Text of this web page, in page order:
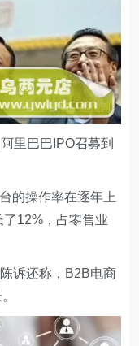
里巴巴IPO召募到
的操作率在逐年上
12%，占零售业
诉还称，B2B电商